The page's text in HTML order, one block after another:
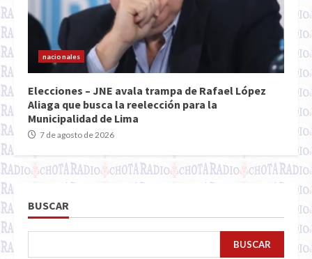
nacionales
Elecciones – JNE avala trampa de Rafael López
Aliaga que busca la reelección para la
Municipalidad de Lima
7 de agosto de 2026
BUSCAR
BUSCAR